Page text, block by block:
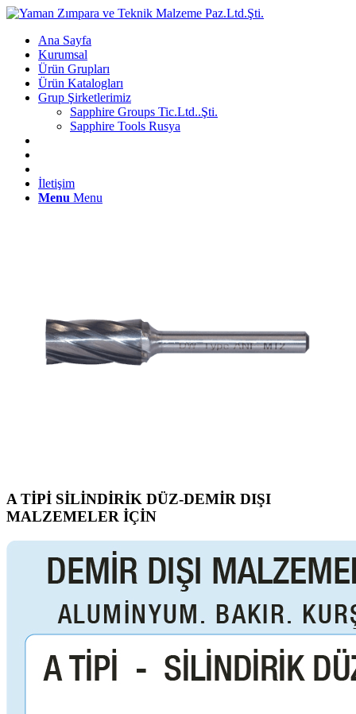
Ana Sayfa
Kurumsal
Ürün Grupları
Ürün Katalogları
Grup Şirketlerimiz
Sapphire Groups Tic.Ltd..Şti.
Sapphire Tools Rusya
İletişim
Menu Menu
A TİPİ SİLİNDİRİK DÜZ-DEMİR DIŞI
MALZEMELER İÇİN